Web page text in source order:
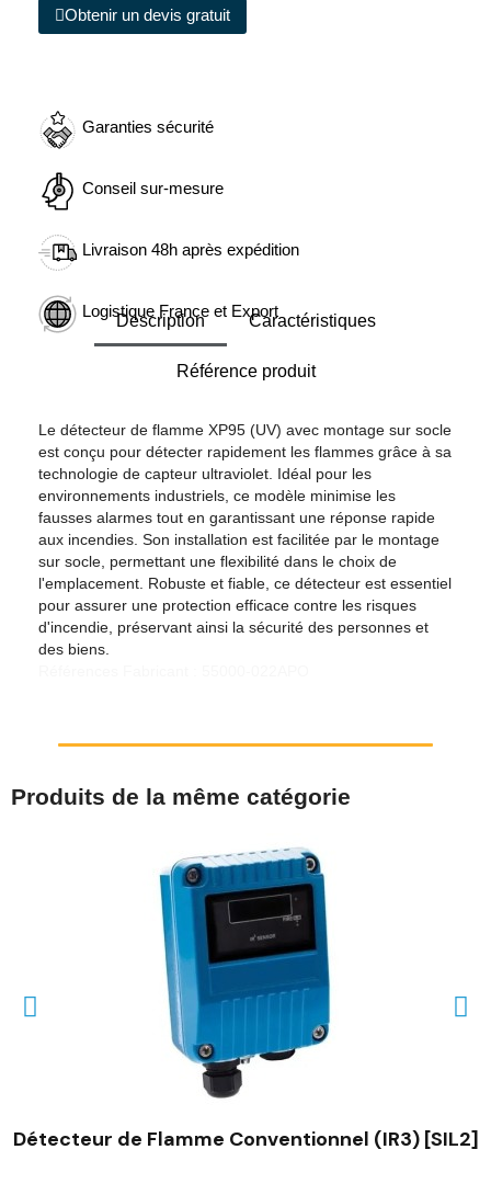
Obtenir un devis gratuit
Garanties sécurité
Conseil sur-mesure
Livraison 48h après expédition
Logistique France et Export
Description Caractéristiques
Référence produit
Le détecteur de flamme XP95 (UV) avec montage sur socle
est conçu pour détecter rapidement les flammes grâce à sa
technologie de capteur ultraviolet. Idéal pour les
environnements industriels, ce modèle minimise les
fausses alarmes tout en garantissant une réponse rapide
aux incendies. Son installation est facilitée par le montage
sur socle, permettant une flexibilité dans le choix de
l'emplacement. Robuste et fiable, ce détecteur est essentiel
pour assurer une protection efficace contre les risques
d'incendie, préservant ainsi la sécurité des personnes et
des biens.
Produits de la même catégorie
Détecteur de Flamme Conventionnel (IR3) [SIL2]